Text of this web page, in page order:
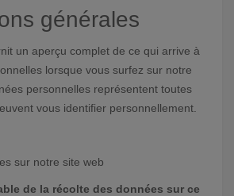
générales
un aperçu complet de ce qui arrive à
lorsque vous surfez sur notre
personnelles représentent toutes
vous identifier personnellement.
sur notre site web
de la récolte des données sur ce